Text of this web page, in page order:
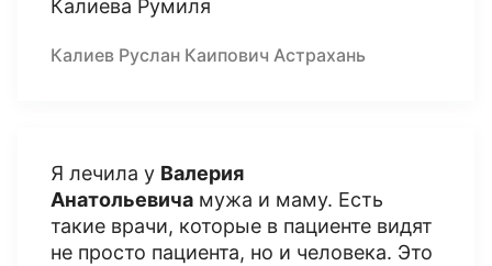
Калиева Румиля
Калиев Руслан Каипович Астрахань
Я лечила у Валерия
Анатольевича мужа и маму. Есть
такие врачи, которые в пациенте видят
не просто пациента, но и человека. Это